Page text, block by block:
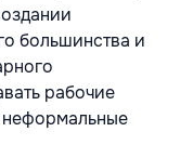
большинства и
рабочие